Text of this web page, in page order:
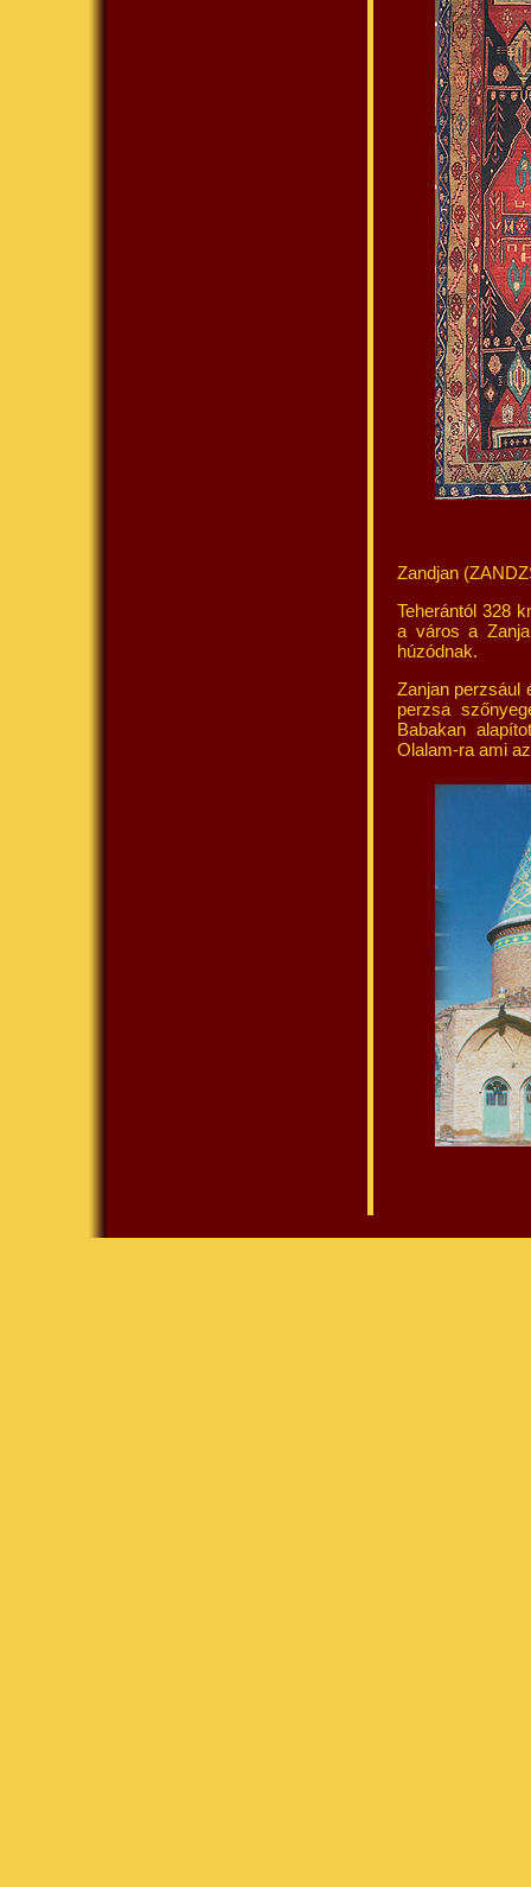
Zandjan
Teherántól 328
a város a
húzódnak.
Zanjan perzsául
perzsa
Babakan
Olalam-ra ami